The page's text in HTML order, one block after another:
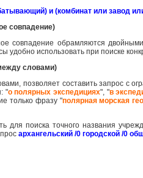
и (комбинат или завод
совпадение)
совпадение обрамляются
удобно использовать при поиске
словами)
позволяет составить запрос с
"о полярных экспедициях", "в
только фразу "полярная морская
для поиска точного названия
архангельский /0 городской /0